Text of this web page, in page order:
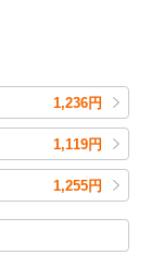
1,236円
1,119円
1,255円